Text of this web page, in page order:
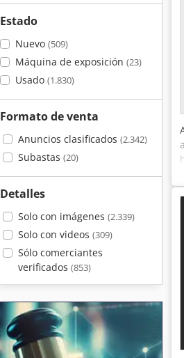
Estado
Nuevo (509)
Máquina de exposición (23)
Usado (1.830)
Formato de venta
Anuncios clasificados (2.342)
Subastas (20)
Detalles
Solo con imágenes (2.339)
Solo con videos (309)
Sólo comerciantes
verificados (853)